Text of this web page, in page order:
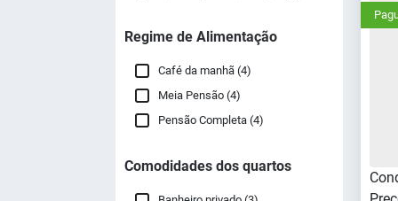
Regime de Alimentação
Café da manhã (4)
Meia Pensão (4)
Pensão Completa (4)
Comodidades dos quartos